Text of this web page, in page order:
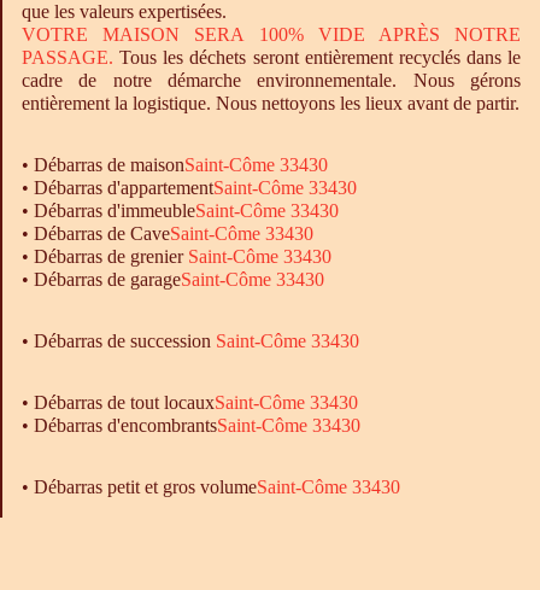
que les valeurs expertisées.
VOTRE MAISON SERA 100% VIDE APRÈS NOTRE
PASSAGE. Tous les déchets seront entièrement recyclés dans le
cadre de notre démarche environnementale. Nous gérons
entièrement la logistique. Nous nettoyons les lieux avant de partir.
• Débarras de maisonSaint-Côme 33430
• Débarras d'appartementSaint-Côme 33430
• Débarras d'immeubleSaint-Côme 33430
• Débarras de CaveSaint-Côme 33430
• Débarras de grenier Saint-Côme 33430
• Débarras de garageSaint-Côme 33430
• Débarras de succession Saint-Côme 33430
• Débarras de tout locauxSaint-Côme 33430
• Débarras d'encombrantsSaint-Côme 33430
• Débarras petit et gros volumeSaint-Côme 33430